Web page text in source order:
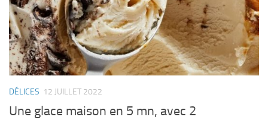
DÉLICES 12 JUILLET 2022
Une glace maison en 5 mn, avec 2